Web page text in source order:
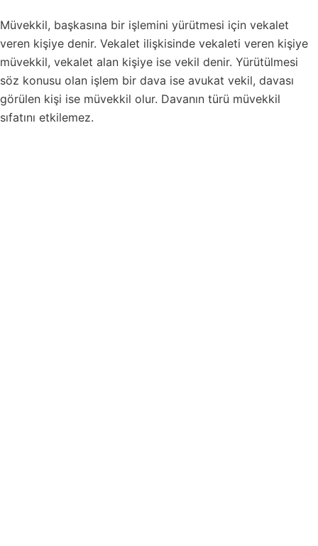
Müvekkil, başkasına bir işlemini yürütmesi için vekalet
veren kişiye denir. Vekalet ilişkisinde vekaleti veren kişiye
müvekkil, vekalet alan kişiye ise vekil denir. Yürütülmesi
söz konusu olan işlem bir dava ise avukat vekil, davası
görülen kişi ise müvekkil olur. Davanın türü müvekkil
sıfatını etkilemez.